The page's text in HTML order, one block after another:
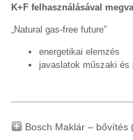
K+F felhasználásával
„Natural gas-free future”
energetikai elemzés
javaslatok műszaki és
Bosch Maklár – bővítés